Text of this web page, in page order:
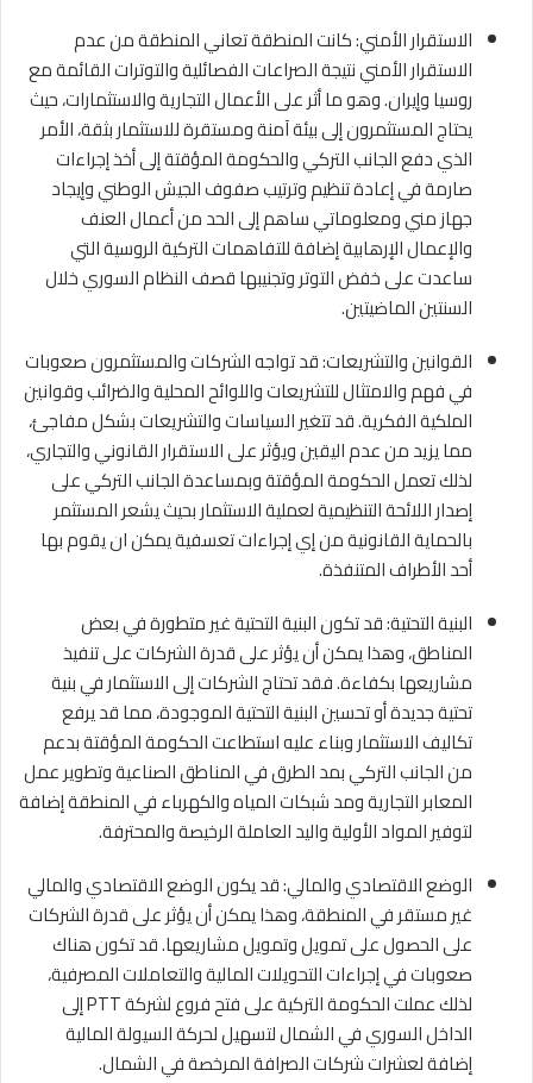
الاستقرار الأمني: كانت المنطقة تعاني المنطقة من عدم
الاستقرار الأمني نتيجة الصراعات الفصائلية والتوترات القائمة مع
روسيا وإيران. وهو ما أثر على الأعمال التجارية والاستثمارات، حيث
يحتاج المستثمرون إلى بيئة آمنة ومستقرة للاستثمار بثقة، الأمر
الذي دفع الجانب التركي والحكومة المؤقتة إلى أخذ إجراءات
صارمة في إعادة تنظيم وترتيب صفوف الجيش الوطني وإيجاد
جهاز مني ومعلوماتي ساهم إلى الحد من أعمال العنف
والإعمال الإرهابية إضافة للتفاهمات التركية الروسية التي
ساعدت على خفض التوتر وتجنيبها قصف النظام السوري خلال
السنتين الماضيتين.
القوانين والتشريعات: قد تواجه الشركات والمستثمرون صعوبات
في فهم والامتثال للتشريعات واللوائح المحلية والضرائب وقوانين
الملكية الفكرية. قد تتغير السياسات والتشريعات بشكل مفاجئ،
مما يزيد من عدم اليقين ويؤثر على الاستقرار القانوني والتجاري،
لذلك تعمل الحكومة المؤقتة وبمساعدة الجانب التركي على
إصدار اللائحة التنظيمية لعملية الاستثمار بحيث يشعر المستثمر
بالحماية القانونية من إي إجراءات تعسفية يمكن ان يقوم بها
أحد الأطراف المتنفذة.
البنية التحتية: قد تكون البنية التحتية غير متطورة في بعض
المناطق، وهذا يمكن أن يؤثر على قدرة الشركات على تنفيذ
مشاريعها بكفاءة. فقد تحتاج الشركات إلى الاستثمار في بنية
تحتية جديدة أو تحسين البنية التحتية الموجودة، مما قد يرفع
تكاليف الاستثمار وبناء عليه استطاعت الحكومة المؤقتة بدعم
من الجانب التركي بمد الطرق في المناطق الصناعية وتطوير عمل
المعابر التجارية ومد شبكات المياه والكهرباء في المنطقة إضافة
لتوفير المواد الأولية واليد العاملة الرخيصة والمحترفة.
الوضع الاقتصادي والمالي: قد يكون الوضع الاقتصادي والمالي
غير مستقر في المنطقة، وهذا يمكن أن يؤثر على قدرة الشركات
على الحصول على تمويل وتمويل مشاريعها. قد تكون هناك
صعوبات في إجراءات التحويلات المالية والتعاملات المصرفية،
لذلك عملت الحكومة التركية على فتح فروع لشركة PTT إلى
الداخل السوري في الشمال لتسهيل لحركة السيولة المالية
إضافة لعشرات شركات الصرافة المرخصة في الشمال.